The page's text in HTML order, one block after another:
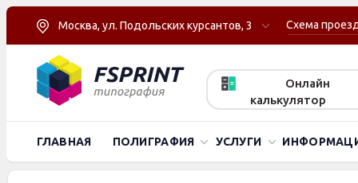
Москва, ул. Подольских курсантов, 3 Схема
Онлайн
калькулятор
ГЛАВНАЯ ПОЛИГРАФИЯ УСЛУГИ